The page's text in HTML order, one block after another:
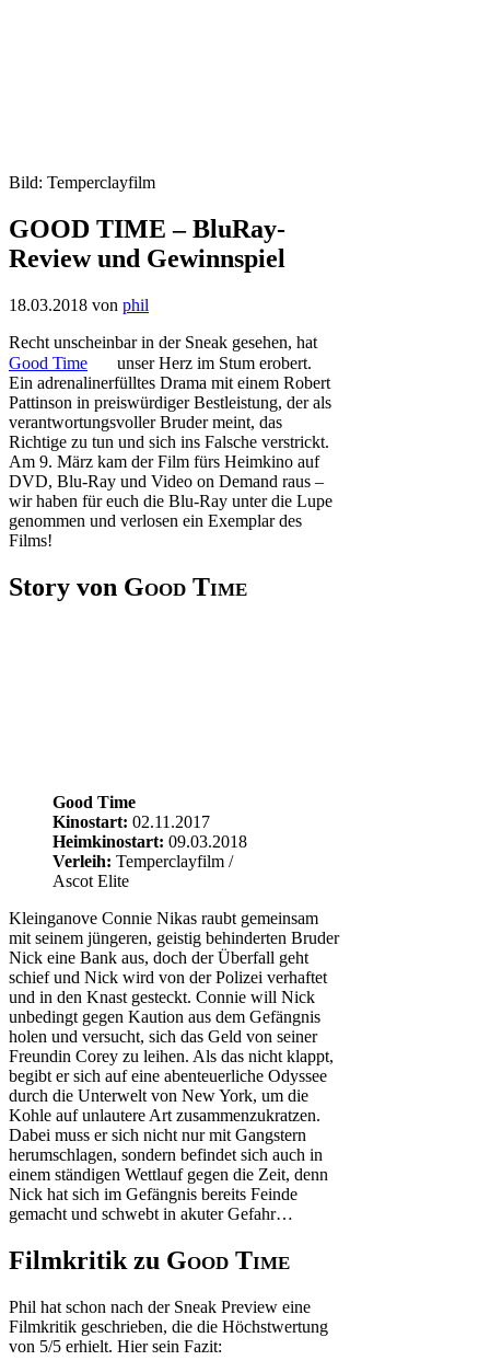
Bild: Temperclayfilm
GOOD TIME – BluRay-
Review und Gewinnspiel
18.03.2018 von phil
Recht unscheinbar in der Sneak gesehen, hat
Good Time
unser Herz im Stum erobert.
Ein adrenalinerfülltes Drama mit einem Robert
Pattinson in preiswürdiger Bestleistung, der als
verantwortungsvoller Bruder meint, das
Richtige zu tun und sich ins Falsche verstrickt.
Am 9. März kam der Film fürs Heimkino auf
DVD, Blu-Ray und Video on Demand raus –
wir haben für euch die Blu-Ray unter die Lupe
genommen und verlosen ein Exemplar des
Films!
Story von Good Time
Good Time
Kinostart: 02.11.2017
Heimkinostart: 09.03.2018
Verleih: Temperclayfilm /
Ascot Elite
Kleinganove Connie Nikas raubt gemeinsam
mit seinem jüngeren, geistig behinderten Bruder
Nick eine Bank aus, doch der Überfall geht
schief und Nick wird von der Polizei verhaftet
und in den Knast gesteckt. Connie will Nick
unbedingt gegen Kaution aus dem Gefängnis
holen und versucht, sich das Geld von seiner
Freundin Corey zu leihen. Als das nicht klappt,
begibt er sich auf eine abenteuerliche Odyssee
durch die Unterwelt von New York, um die
Kohle auf unlautere Art zusammenzukratzen.
Dabei muss er sich nicht nur mit Gangstern
herumschlagen, sondern befindet sich auch in
einem ständigen Wettlauf gegen die Zeit, denn
Nick hat sich im Gefängnis bereits Feinde
gemacht und schwebt in akuter Gefahr…
Filmkritik zu Good Time
Phil hat schon nach der Sneak Preview eine
Filmkritik geschrieben, die die Höchstwertung
von 5/5 erhielt. Hier sein Fazit: